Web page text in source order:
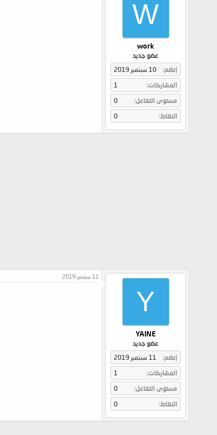
W
work
عضو جديد
إنضم
10 سبتمبر 2019
المشاركات
1
مستوى التفاعل
0
النقاط
0
Y
YAINE
عضو جديد
إنضم
11 سبتمبر 2019
المشاركات
1
مستوى التفاعل
0
النقاط
0
11 سبتمبر 2019